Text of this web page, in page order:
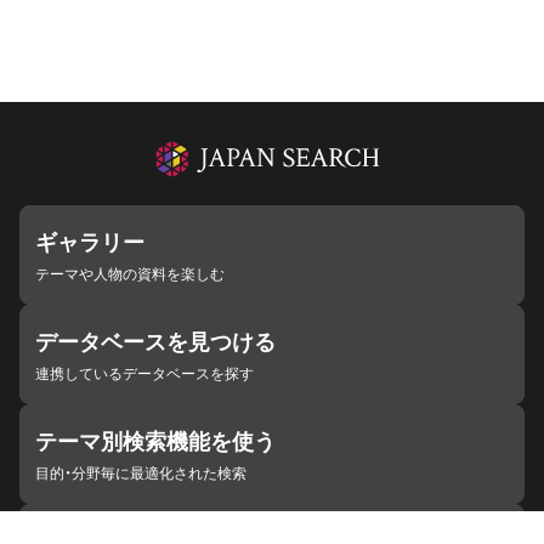
ギャラリー
テーマや人物の資料を楽しむ
データベースを見つける
連携しているデータベースを探す
テーマ別検索機能を使う
目的・分野毎に最適化された検索